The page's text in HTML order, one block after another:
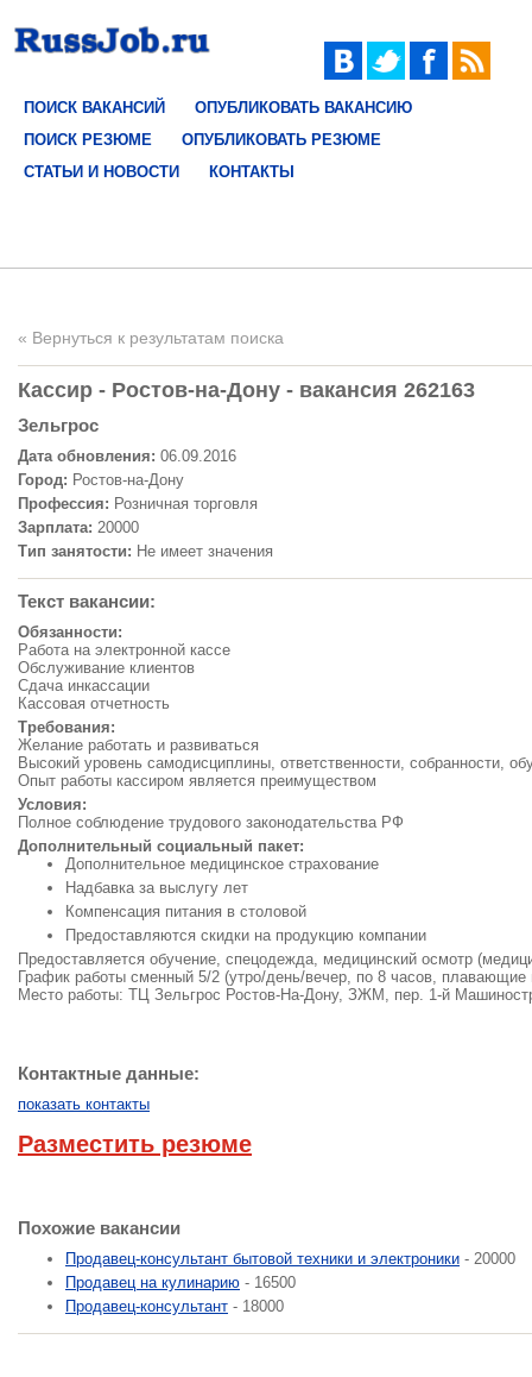
ПОИСК ВАКАНСИЙ
ОПУБЛИКОВАТЬ ВАКАНСИЮ
ПОИСК РЕЗЮМЕ
ОПУБЛИКОВАТЬ РЕЗЮМЕ
СТАТЬИ И НОВОСТИ
КОНТАКТЫ
« Вернуться к результатам поиска
Кассир - Ростов-на-Дону - вакансия 262163
Зельгрос
Дата обновления: 06.09.2016
Город: Ростов-на-Дону
Профессия: Розничная торговля
Зарплата: 20000
Тип занятости: Не имеет значения
Текст вакансии:
Обязанности:
Работа на электронной кассе
Обслуживание клиентов
Сдача инкассации
Кассовая отчетность
Требования:
Желание работать и развиваться
Высокий уровень самодисциплины, ответственности, собранности,
Опыт работы кассиром является преимуществом
Условия:
Полное соблюдение трудового законодательства РФ
Дополнительный социальный пакет:
Дополнительное медицинское страхование
Надбавка за выслугу лет
Компенсация питания в столовой
Предоставляются скидки на продукцию компании
Предоставляется обучение, спецодежда, медицинский осмотр
График работы сменный 5/2 (утро/день/вечер, по 8 часов,
Место работы: ТЦ Зельгрос Ростов-На-Дону, ЗЖМ, пер. 1-й
Контактные данные:
показать контакты
Разместить резюме
Похожие вакансии
Продавец-консультант бытовой техники и электроники - 20000
Продавец на кулинарию - 16500
Продавец-консультант - 18000